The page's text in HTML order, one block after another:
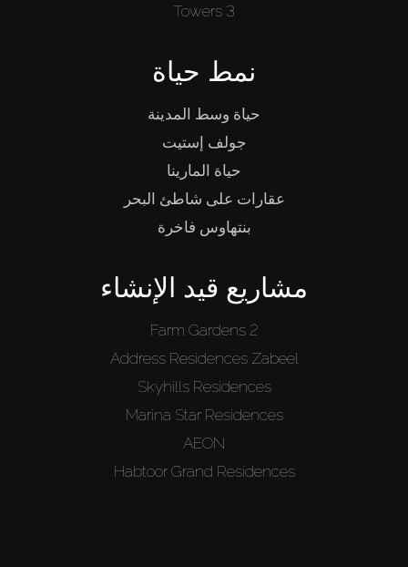
Towers 3
نمط حياة
حياة وسط المدينة
جولف إستيت
حياة المارينا
عقارات على شاطئ البحر
بنتهاوس فاخرة
مشاريع قيد الإنشاء
Farm Gardens 2
Address Residences Zabeel
Skyhills Residences
Marina Star Residences
AEON
Habtoor Grand Residences